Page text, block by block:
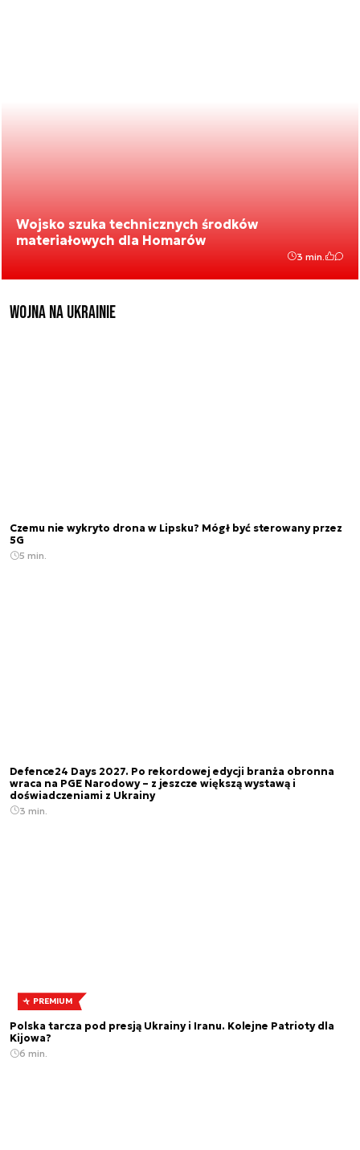
Wojsko szuka technicznych środków
materiałowych dla Homarów
3 min.
Wojna na Ukrainie
Czemu nie wykryto drona w Lipsku? Mógł być sterowany przez
5G
5 min.
Defence24 Days 2027. Po rekordowej edycji branża obronna
wraca na PGE Narodowy – z jeszcze większą wystawą i
doświadczeniami z Ukrainy
3 min.
PREMIUM
Polska tarcza pod presją Ukrainy i Iranu. Kolejne Patrioty dla
Kijowa?
6 min.